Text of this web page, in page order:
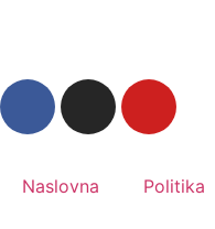
Naslovna Politika